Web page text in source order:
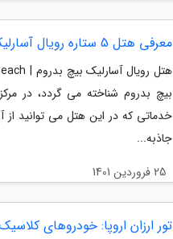
معرفی هتل 5 ستاره رویال آسارلیک بیچ در بدروم
بیچ بدروم شناخته می گردد، در
خدماتی که در این هتل می توانید از
جاذبه...
25 فروردین 1401
تور ارزان اروپا: خودروهای